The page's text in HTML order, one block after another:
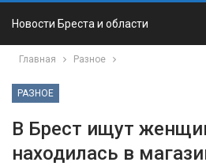
Новости Бреста и области
Главная Разное
РАЗНОЕ
В Брест ищут
находилась в